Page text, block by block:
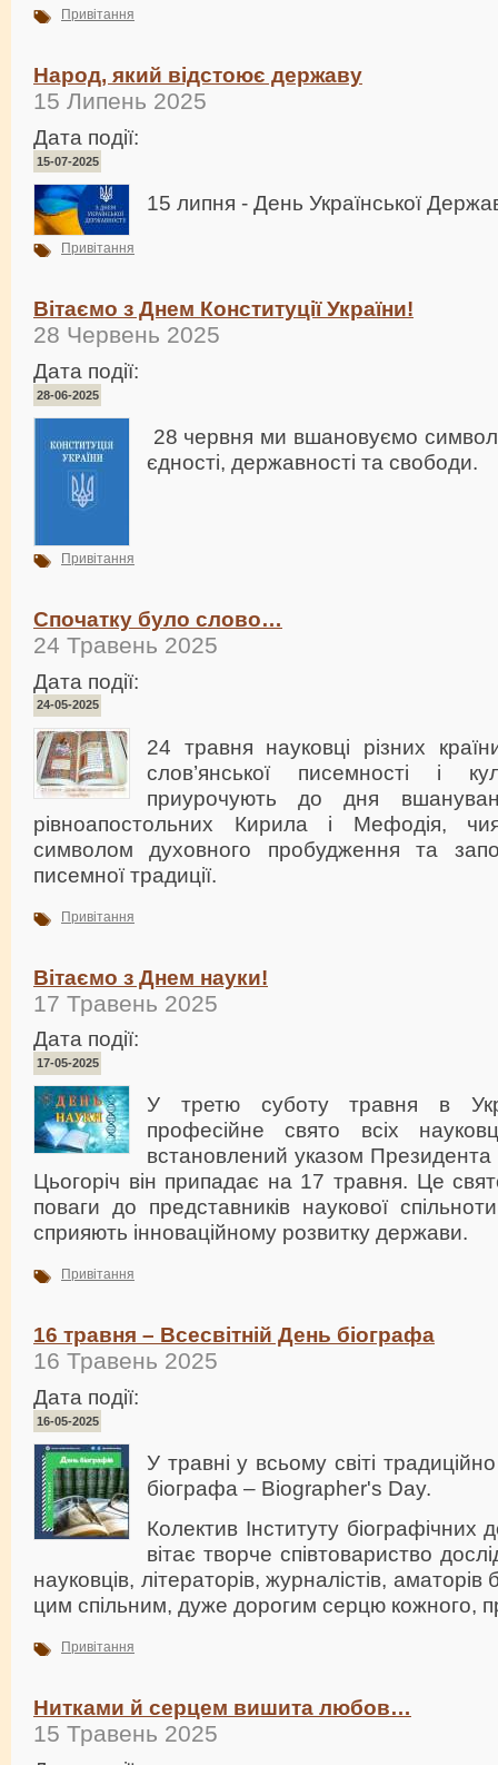
Привітання
Народ, який відстоює державу
15 Липень 2025
Дата події:
15-07-2025
15 липня - День Української
Привітання
Вітаємо з Днем Конституції України!
28 Червень 2025
Дата події:
28-06-2025
28 червня ми вшановуємо символ
єдності, державності та свободи.
Привітання
Спочатку було слово…
24 Травень 2025
Дата події:
24-05-2025
24 травня науковці різних
слов’янської писемності і
приурочують до дня
рівноапостольних Кирила і Мефодія,
символом духовного пробудження та
писемної традиції.
Привітання
Вітаємо з Днем науки!
17 Травень 2025
Дата події:
17-05-2025
У третю суботу травня в
професійне свято всіх
встановлений указом Президента
Цьогоріч він припадає на 17 травня. Це
поваги до представників наукової
сприяють інноваційному розвитку держави.
Привітання
16 травня – Всесвітній День біографа
16 Травень 2025
Дата події:
16-05-2025
У травні у всьому світі
біографа – Biographer's Day.
Колектив Інституту біографічних
вітає творче співтовариство
науковців, літераторів, журналістів, аматорів
цим спільним, дуже дорогим серцю кожного,
Привітання
Нитками й серцем вишита любов…
15 Травень 2025